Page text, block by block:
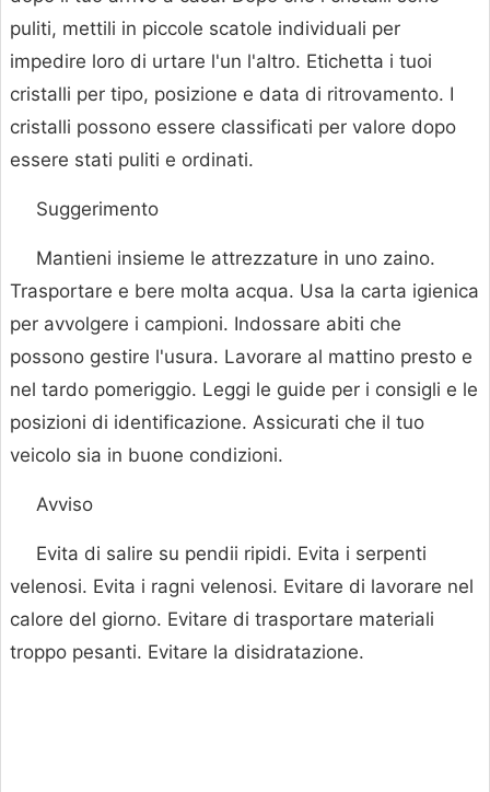
puliti, mettili in piccole scatole individuali per
impedire loro di urtare l'un l'altro. Etichetta i tuoi
cristalli per tipo, posizione e data di ritrovamento. I
cristalli possono essere classificati per valore dopo
essere stati puliti e ordinati.
Suggerimento
Mantieni insieme le attrezzature in uno zaino.
Trasportare e bere molta acqua. Usa la carta igienica
per avvolgere i campioni. Indossare abiti che
possono gestire l'usura. Lavorare al mattino presto e
nel tardo pomeriggio. Leggi le guide per i consigli e le
posizioni di identificazione. Assicurati che il tuo
veicolo sia in buone condizioni.
Avviso
Evita di salire su pendii ripidi. Evita i serpenti
velenosi. Evita i ragni velenosi. Evitare di lavorare nel
calore del giorno. Evitare di trasportare materiali
troppo pesanti. Evitare la disidratazione.